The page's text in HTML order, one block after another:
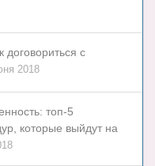
договориться с
2018
топ-5
которые выйдут на